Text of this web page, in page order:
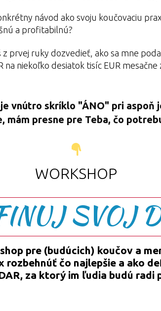
návod ako svoju koučovaciu
a profitabilnú?
z prvej ruky dozvedieť, ako sa mne
na niekoľko desiatok tisíc EUR mesačne
vnútro skríklo "ÁNO" pri aspoň
mám presne pre Teba, čo
WORKSHOP
SVOJ
pre (budúcich) koučov a
rozbehnúť čo najlepšie a ako
za ktorý im ľudia budú radi